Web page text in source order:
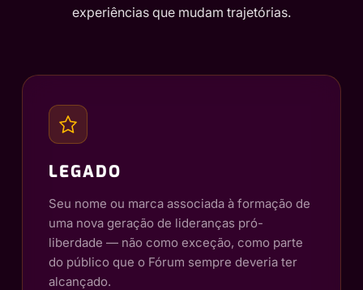
experiências que mudam trajetórias.
LEGADO
Seu nome ou marca associada à formação de
uma nova geração de lideranças pró-
liberdade — não como exceção, como parte
do público que o Fórum sempre deveria ter
alcançado.